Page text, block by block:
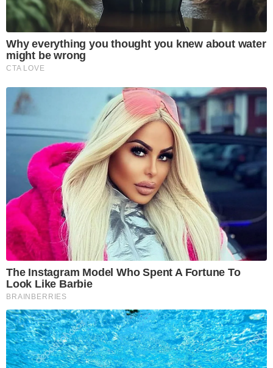
Why everything you thought you knew about water
might be wrong
CTA LOVE
The Instagram Model Who Spent A Fortune To
Look Like Barbie
BRAINBERRIES